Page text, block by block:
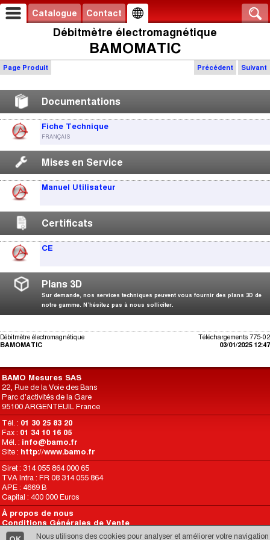
Nous utilisons des cookies pour analyser et améliorer votre navigation
Catalogue Contact
Débitmètre électromagnétique
BAMOMATIC
Précédent Suivant
Page Produit
Documentations
Fiche Technique
FRANÇAIS
Mises en Service
Manuel Utilisateur
Certificats
CE
Plans 3D
Sur demande, nos services techniques peuvent vous fournir des plans 3D de
notre gamme. N’hésitez pas à nous solliciter.
Téléchargements 775-02
03/01/2025 12:47
Débitmètre électromagnétique
BAMOMATIC
BAMO Mesures SAS
22, Rue de la Voie des Bans
Parc d'activités de la Gare
95100 ARGENTEUIL France
Tél. : 01 30 25 83 20
Fax : 01 34 10 16 05
Mél. : info@bamo.fr
Site : http://www.bamo.fr
Siret : 314 055 864 000 65
TVA Intra : FR 08 314 055 864
APE : 4669 B
Capital : 400 000 Euros
À propos de nous
Conditions Générales de Vente
Conditions d’Utilisation du Site